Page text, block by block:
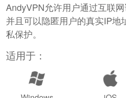
AndyVPN允许用户通过互联
并且可以隐匿用户的真实IP地
私保护。
适用于：